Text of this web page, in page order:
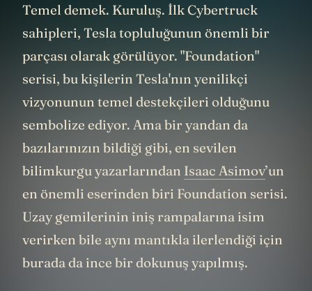
Temel demek. Kuruluş. İlk Cybertruck
sahipleri, Tesla topluluğunun önemli bir
parçası olarak görülüyor. "Foundation"
serisi, bu kişilerin Tesla'nın yenilikçi
vizyonunun temel destekçileri olduğunu
sembolize ediyor. Ama bir yandan da
bazılarınızın bildiği gibi, en sevilen
bilimkurgu yazarlarından Isaac Asimov’un
en önemli eserinden biri Foundation serisi.
Uzay gemilerinin iniş rampalarına isim
verirken bile aynı mantıkla ilerlendiği için
burada da ince bir dokunuş yapılmış.